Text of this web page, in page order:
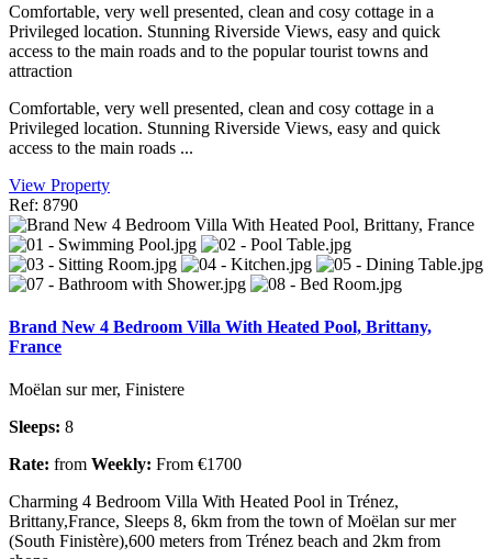
Comfortable, very well presented, clean and cosy cottage in a
Privileged location. Stunning Riverside Views, easy and quick
access to the main roads and to the popular tourist towns and
attraction
Comfortable, very well presented, clean and cosy cottage in a
Privileged location. Stunning Riverside Views, easy and quick
access to the main roads ...
View Property
Ref: 8790
Brand New 4 Bedroom Villa With Heated Pool, Brittany,
France
Moëlan sur mer, Finistere
Sleeps: 8
Rate: from Weekly: From €1700
Charming 4 Bedroom Villa With Heated Pool in Trénez,
Brittany,France, Sleeps 8, 6km from the town of Moëlan sur mer
(South Finistère),600 meters from Trénez beach and 2km from